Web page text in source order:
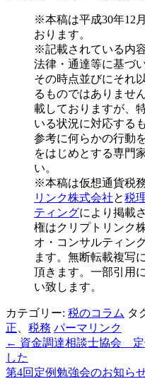
※本稿は平成30年12
おります。
※記載されている内
法律・通達等に基づ
その時点並びにそれ
るものではありませ
載しておりますが、
いる状況に対応する
参考に何らかの行動
をはじめとする専門
い。
※本稿は仮想通貨税
リンク株式会社と税
ティングにより掲載
権はクリプトリンク
オ・コンサルティン
ます。無断転載複写
頂きます。一部引用
い致します。
カテゴリー: 税のコラム タ
正
税務 パーマリンク
投
稿
← 資金調達相談士協会 定
した
第4回定例勉強会のお知ら